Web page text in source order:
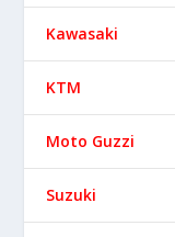
Kawasaki
KTM
Moto Guzzi
Suzuki